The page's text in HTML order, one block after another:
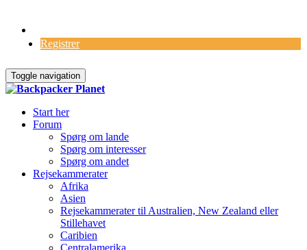
Registrer
Toggle navigation
Start her
Forum
Spørg om lande
Spørg om interesser
Spørg om andet
Rejsekammerater
Afrika
Asien
Rejsekammerater til Australien, New Zealand eller
Stillehavet
Caribien
Centralamerika